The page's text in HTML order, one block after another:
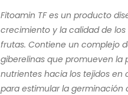
Fitoamin TF es un producto
crecimiento y la calidad de
frutas. Contiene un complejo
giberelinas que promueven la
nutrientes hacia los tejidos en
para estimular la germinación